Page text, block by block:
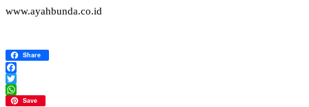
www.ayahbunda.co.id
Share
Facebook
Twitter
WhatsApp
Save